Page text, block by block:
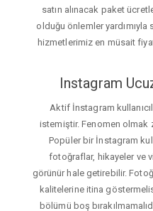
satın alınacak paket
olduğu önlemler
hizmetlerimiz en müsait
Instagram
Aktif İnstagram
istemiştir. Fenomen olmak
Popüler bir İnstagram
fotoğraflar, hikayeler ve
görünür hale getirebilir.
kalitelerine itina
bölümü boş